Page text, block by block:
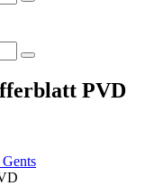
PVD
Gents